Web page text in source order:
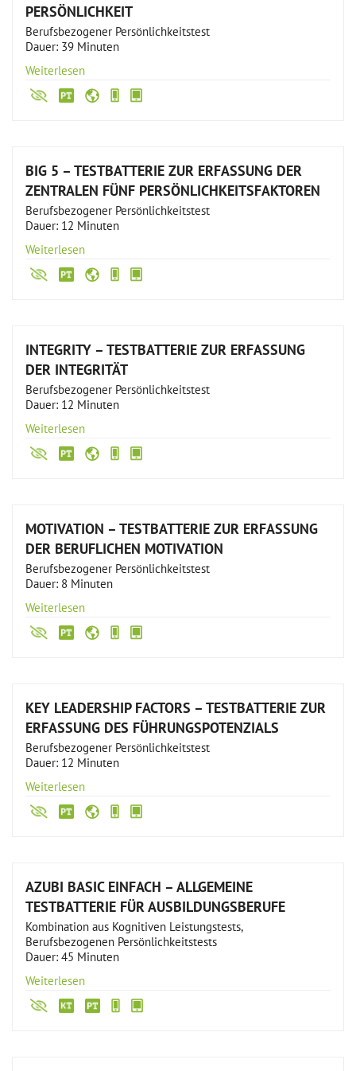
PERSÖNLICHKEIT
Berufsbezogener Persönlichkeitstest
Dauer: 39 Minuten
Weiterlesen
BIG 5 – TESTBATTERIE ZUR ERFASSUNG DER
ZENTRALEN FÜNF PERSÖNLICHKEITSFAKTOREN
Berufsbezogener Persönlichkeitstest
Dauer: 12 Minuten
Weiterlesen
INTEGRITY – TESTBATTERIE ZUR ERFASSUNG
DER INTEGRITÄT
Berufsbezogener Persönlichkeitstest
Dauer: 12 Minuten
Weiterlesen
MOTIVATION – TESTBATTERIE ZUR ERFASSUNG
DER BERUFLICHEN MOTIVATION
Berufsbezogener Persönlichkeitstest
Dauer: 8 Minuten
Weiterlesen
KEY LEADERSHIP FACTORS – TESTBATTERIE ZUR
ERFASSUNG DES FÜHRUNGSPOTENZIALS
Berufsbezogener Persönlichkeitstest
Dauer: 12 Minuten
Weiterlesen
AZUBI BASIC EINFACH – ALLGEMEINE
TESTBATTERIE FÜR AUSBILDUNGSBERUFE
Kombination aus Kognitiven Leistungstests,
Berufsbezogenen Persönlichkeitstests
Dauer: 45 Minuten
Weiterlesen